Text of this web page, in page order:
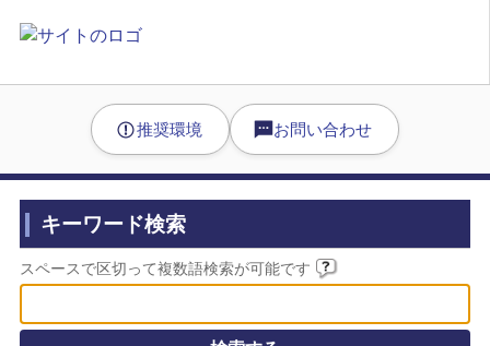
推奨環境 お問い合わせ
キーワード検索
スペースで区切って複数語検索が可能です